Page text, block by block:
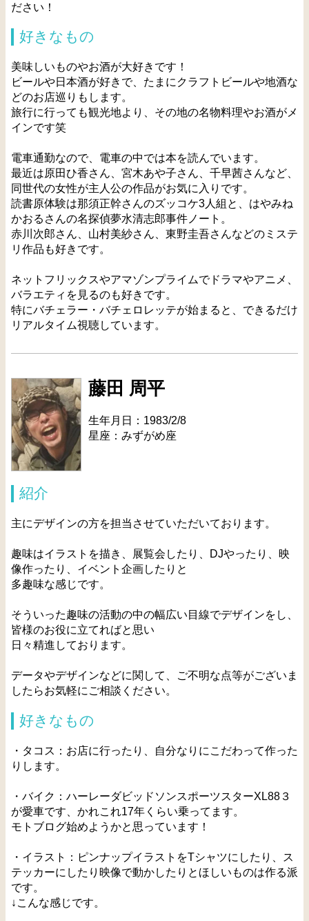
ださい！
好きなもの
美味しいものやお酒が大好きです！
ビールや日本酒が好きで、たまにクラフトビールや地酒な
どのお店巡りもします。
旅行に行っても観光地より、その地の名物料理やお酒がメ
インです笑
電車通勤なので、電車の中では本を読んでいます。
最近は原田ひ香さん、宮木あや子さん、千早茜さんなど、
同世代の女性が主人公の作品がお気に入りです。
読書原体験は那須正幹さんのズッコケ3人組と、はやみね
かおるさんの名探偵夢水清志郎事件ノート。
赤川次郎さん、山村美紗さん、東野圭吾さんなどのミステ
リ作品も好きです。
ネットフリックスやアマゾンプライムでドラマやアニメ、
バラエティを見るのも好きです。
特にバチェラー・バチェロレッテが始まると、できるだけ
リアルタイム視聴しています。
藤田 周平
生年月日：1983/2/8
星座：みずがめ座
紹介
主にデザインの方を担当させていただいております。
趣味はイラストを描き、展覧会したり、DJやったり、映
像作ったり、イベント企画したりと
多趣味な感じです。
そういった趣味の活動の中の幅広い目線でデザインをし、
皆様のお役に立てればと思い
日々精進しております。
データやデザインなどに関して、ご不明な点等がございま
したらお気軽にご相談ください。
好きなもの
・タコス：お店に行ったり、自分なりにこだわって作った
りします。
・バイク：ハーレーダビッドソンスポーツスターXL88３
が愛車です、かれこれ17年くらい乗ってます。
モトブログ始めようかと思っています！
・イラスト：ピンナップイラストをTシャツにしたり、ス
テッカーにしたり映像で動かしたりとほしいものは作る派
です。
↓こんな感じです。